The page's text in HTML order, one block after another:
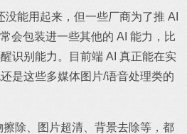
能用起来，但一些厂商为了推 AI
会包装进一些其他的 AI 能力，比
识别能力。目前端 AI 真正能在实
是这些多媒体图片/语音处理类的
除、图片超清、背景去除等，都